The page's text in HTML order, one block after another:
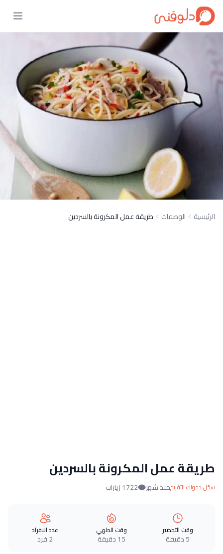
الرئيسية الوصفات طريقة عمل المكرونة بالسردين
طريقة عمل المكرونة بالسردين
سجّل دخولك للتقييممنذ شهر 1722 زيارات
وقت التحضير
5 دقيقة
وقت الطهي
15 دقيقة
عدد الافراد
2 فرد